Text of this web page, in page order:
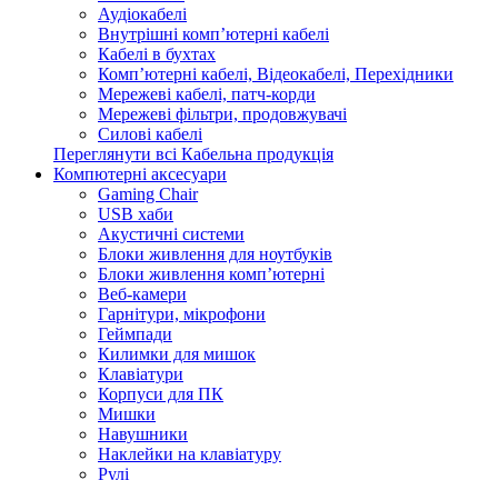
Аудіокабелі
Внутрішні комп’ютерні кабелі
Кабелі в бухтах
Комп’ютерні кабелі, Відеокабелі, Перехідники
Мережеві кабелі, патч-корди
Мережеві фільтри, продовжувачі
Силові кабелі
Переглянути всі Кабельна продукція
Компютерні аксесуари
Gaming Chair
USB хаби
Акустичні системи
Блоки живлення для ноутбуків
Блоки живлення комп’ютерні
Веб-камери
Гарнітури, мікрофони
Геймпади
Килимки для мишок
Клавіатури
Корпуси для ПК
Мишки
Навушники
Наклейки на клавіатуру
Рулі